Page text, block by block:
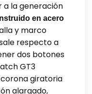
a la generación
en acero
y marco
respecto a
dos botones
GT3
giratoria
alargado,